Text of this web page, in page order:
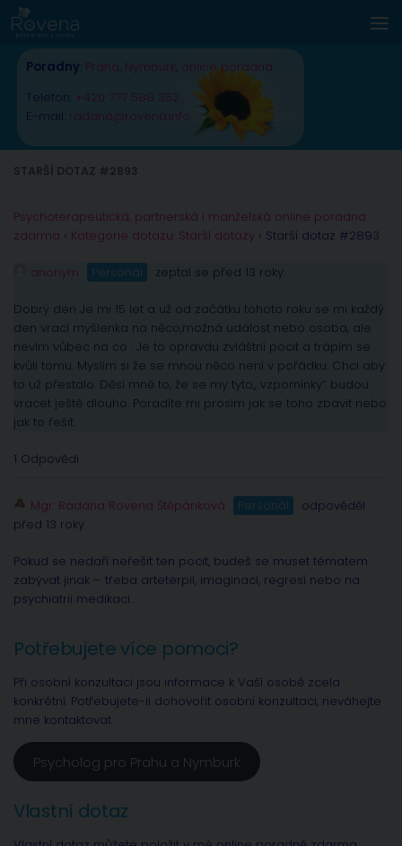
Skip to content
Poradny Praha Nymburk online poradna
Telefon: +420 777 588 352
E-mail: radana@rovena.info
Psychoterapeutická, partnerská i manželská online poradna
zdarma › Kategorie dotazu: Starší dotazy › Starší dotaz #2893
anonym Personál zeptal se před 13 roky
Dobrý den Je mi 15 let a už od začátku tohoto roku se mi každý
den vrací myšlenka na něco,možná událost nebo osoba, ale
nevím vůbec na co . Je to opravdu zvláštní pocit a trápím se
kvůli tomu. Myslím si že se mnou něco není v pořádku. Chci aby
to už přestalo. Děsí mně to, že se my tyto,, vzpomínky“ budou
vracet ještě dlouho. Poradíte mi prosím jak se toho zbavit nebo
jak to řešit.
1 Odpovědi
Mgr. Radana Rovena Štěpánková Personál
odpověděl
před 13 roky
Pokud se nedaří neřešit ten pocit, budeš se muset tématem
zabývat jinak – třeba arteterpií, imaginací, regresí nebo na
psychiatrii medikaci.
Potřebujete více pomoci?
Při osobní konzultaci jsou informace k Vaší osobě zcela
konkrétní. Potřebujete-li dohovořit osobní konzultaci, neváhejte
mne kontaktovat.
Psycholog pro Prahu a Nymburk
Vlastní dotaz